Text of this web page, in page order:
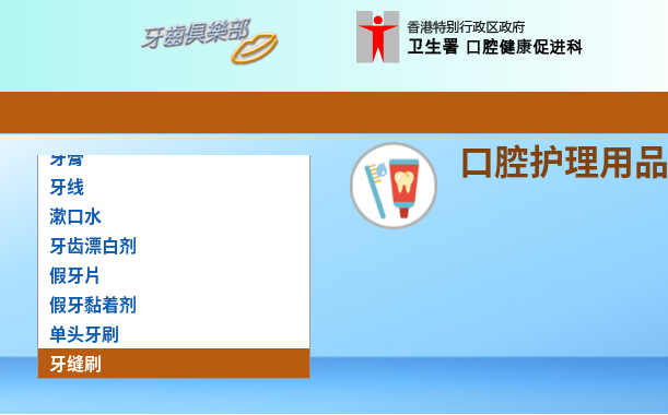
口腔护理用品
牙刷
牙膏
牙线
漱口水
牙齿漂白剂
假牙片
假牙黏着剂
单头牙刷
牙缝刷